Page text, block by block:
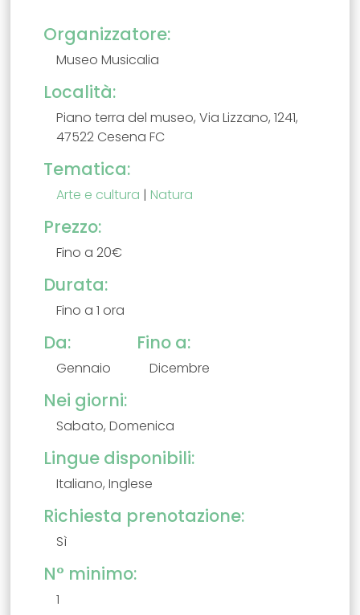
Organizzatore:
Museo Musicalia
Località:
Piano terra del museo, Via Lizzano, 1241,
47522 Cesena FC
Tematica:
Arte e cultura | Natura
Prezzo:
Fino a 20€
Durata:
Fino a 1 ora
Da:
Gennaio
Fino a:
Dicembre
Nei giorni:
Sabato, Domenica
Lingue disponibili:
Italiano, Inglese
Richiesta prenotazione:
Sì
N° minimo:
1